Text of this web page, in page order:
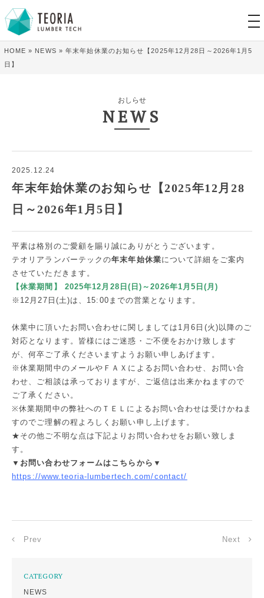
HOME » NEWS »年末年始休業のお知らせ【2025年12月28日～2026年1月5
日】
おしらせ
NEWS
2025.12.24
年末年始休業のお知らせ【2025年12月28
日～2026年1月5日】
平素は格別のご愛顧を賜り誠にありがとうございます。
テオリアランバーテックの年末年始休業について詳細をご案内
させていただきます。
【休業期間】 2025年12月28日(日)～2026年1月5日(月)
※12月27日(土)は、15:00までの営業となります。
休業中に頂いたお問い合わせに関しましては1月6日(火)以降のご
対応となります。皆様にはご迷惑・ご不便をおかけ致します
が、何卒ご了承くださいますようお願い申しあげます。
※休業期間中のメールやＦＡＸによるお問い合わせ、お問い合
わせ、ご相談は承っておりますが、ご返信は出来かねますので
ご了承ください。
※休業期間中の弊社へのＴＥＬによるお問い合わせは受けかねま
すのでご理解の程よろしくお願い申し上げます。
★その他ご不明な点は下記よりお問い合わせをお願い致しま
す。
▼お問い合わせフォームはこちらから▼
https://www.teoria-lumbertech.com/contact/
Prev Next
CATEGORY
NEWS